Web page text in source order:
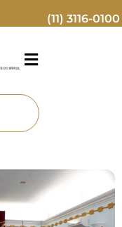
(11) 3116-0100